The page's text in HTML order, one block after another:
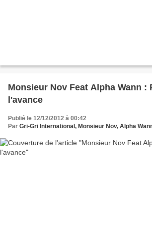
Monsieur Nov Feat Alpha Wann :
l'avance
Publié le 12/12/2012 à 00:42
Par Gri-Gri International, Monsieur Nov, Alpha Wann, Ma solange oussou, New York, Blues, France, Love